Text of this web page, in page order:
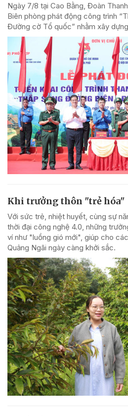
Ngày 7/8 tại Cao Bằng, Đoàn
Biên phòng phát động công trình
Đường cờ Tổ quốc” nhằm xây
Khi trưởng thôn "trẻ hóa"
Với sức trẻ, nhiệt huyết, cùng sự
thời đại công nghệ 4.0, những
ví như "luồng gió mới", giúp cho
Quảng Ngãi ngày càng khởi sắc.